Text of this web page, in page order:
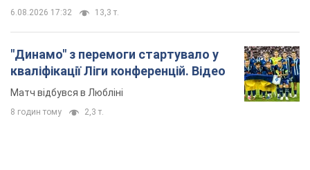
6.08.2026 17:32 13,3 т.
"Динамо" з перемоги стартувало у
кваліфікації Ліги конференцій. Відео
Матч відбувся в Любліні
8 годин тому 2,3 т.